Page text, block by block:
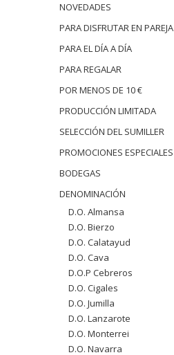
NOVEDADES
PARA DISFRUTAR EN PAREJA
PARA EL DÍA A DÍA
PARA REGALAR
POR MENOS DE 10 €
PRODUCCIÓN LIMITADA
SELECCIÓN DEL SUMILLER
PROMOCIONES ESPECIALES
BODEGAS
DENOMINACIÓN
D.O. Almansa
D.O. Bierzo
D.O. Calatayud
D.O. Cava
D.O.P Cebreros
D.O. Cigales
D.O. Jumilla
D.O. Lanzarote
D.O. Monterrei
D.O. Navarra